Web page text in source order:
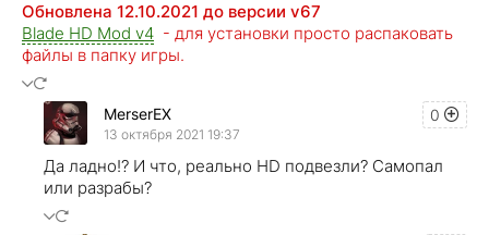
Обновлена 12.10.2021 до версии v67
Blade HD Mod v4 - для установки просто распаковать
файлы в папку игры.
0
MerserEX
13 октября 2021 19:37
Да ладно!? И что, реально HD подвезли? Самопал
или разрабы?